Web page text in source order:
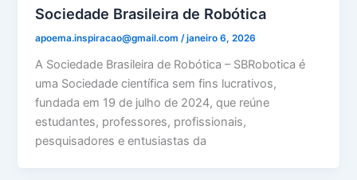
Sociedade Brasileira de Robótica
apoema.inspiracao@gmail.com/janeiro 6, 2026
A Sociedade Brasileira de Robótica – SBRobotica é
uma Sociedade científica sem fins lucrativos,
fundada em 19 de julho de 2024, que reúne
estudantes, professores, profissionais,
pesquisadores e entusiastas da